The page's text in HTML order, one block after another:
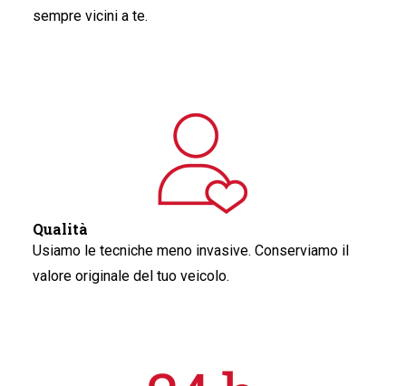
sempre vicini a te.
Qualità
Usiamo le tecniche meno invasive. Conserviamo il
valore originale del tuo veicolo.